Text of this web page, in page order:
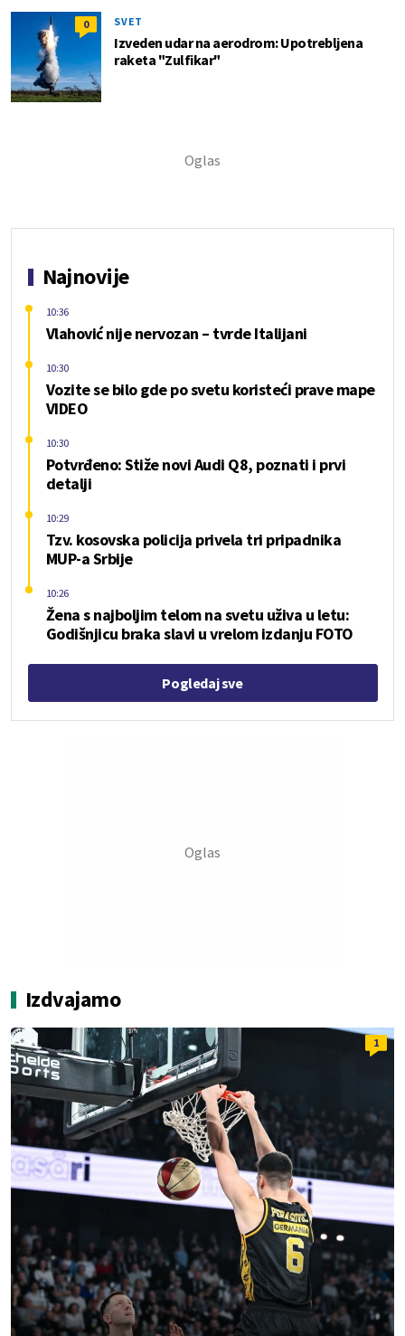
0 SVET
Izveden udar na aerodrom: Upotrebljena
raketa "Zulfikar"
Najnovije
Vlahović nije nervozan – tvrde Italijani
10:36
Vozite se bilo gde po svetu koristeći prave mape
VIDEO
10:30
Potvrđeno: Stiže novi Audi Q8, poznati i prvi
detalji
10:30
Tzv. kosovska policija privela tri pripadnika
MUP-a Srbije
10:29
Žena s najboljim telom na svetu uživa u letu:
Godišnjicu braka slavi u vrelom izdanju FOTO
10:26
Pogledaj sve
Izdvajamo
1